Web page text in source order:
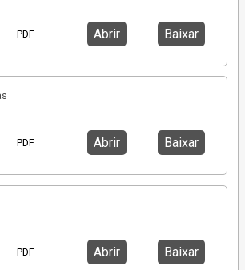
PDF Abrir Baixar
PDF Abrir Baixar
PDF Abrir Baixar